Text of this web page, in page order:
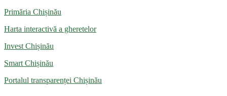
Primăria Chișinău
Harta interactivă a gheretelor
Invest Chișinău
Smart Chișinău
Portalul transparenței Chișinău